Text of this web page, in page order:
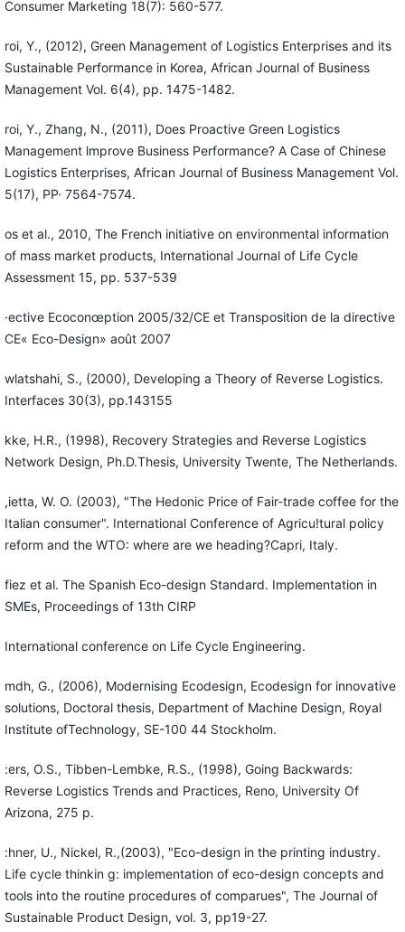
Consumer Marketing 18(7): 560-577.
roi, Y., (2012), Green Management of Logistics Enterprises and its
Sustainable Performance in Korea, African Journal of Business
Management Vol. 6(4), pp. 1475-1482.
roi, Y., Zhang, N., (2011), Does Proactive Green Logistics
Management lmprove Business Performance? A Case of Chinese
Logistics Enterprises, African Journal of Business Management Vol.
5(17), PP· 7564-7574.
os et al., 2010, The French initiative on environmental information
of mass market products, International Journal of Life Cycle
Assessment 15, pp. 537-539
·ective Ecoconœption 2005/32/CE et Transposition de la directive
CE« Eco-Design» août 2007
wlatshahi, S., (2000), Developing a Theory of Reverse Logistics.
Interfaces 30(3), pp.143155
kke, H.R., (1998), Recovery Strategies and Reverse Logistics
Network Design, Ph.D.Thesis, University Twente, The Netherlands.
,ietta, W. O. (2003), "The Hedonic Price of Fair-trade coffee for the
Italian consumer". International Conference of Agricu!tural policy
reform and the WTO: where are we heading?Capri, Italy.
fiez et al. The Spanish Eco-design Standard. Implementation in
SMEs, Proceedings of 13th CIRP
International conference on Life Cycle Engineering.
mdh, G., (2006), Modernising Ecodesign, Ecodesign for innovative
solutions, Doctoral thesis, Department of Machine Design, Royal
Institute ofTechnology, SE-100 44 Stockholm.
:ers, O.S., Tibben-Lembke, R.S., (1998), Going Backwards:
Reverse Logistics Trends and Practices, Reno, University Of
Arizona, 275 p.
:hner, U., Nickel, R.,(2003), "Eco-design in the printing industry.
Life cycle thinkin g: implementation of eco-design concepts and
tools into the routine procedures of comparues", The Journal of
Sustainable Product Design, vol. 3, pp19-27.